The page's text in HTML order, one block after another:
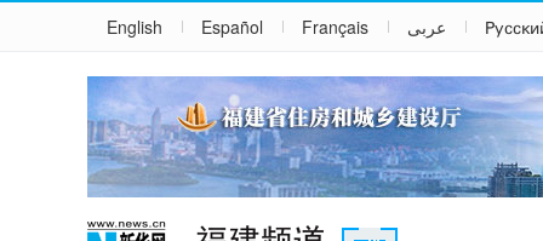
English Español Français عربى